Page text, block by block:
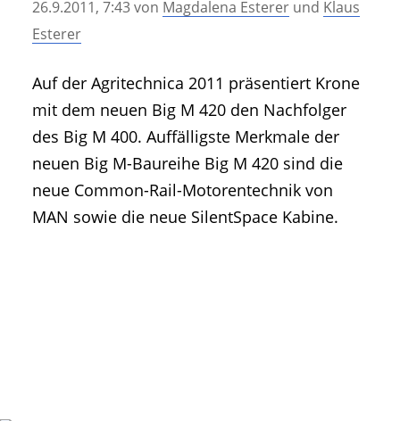
• Geschichte und Geschichten
• Messen und Veranstaltungen
• Agritechnica Neuheiten Archiv
• Artikel nach Hersteller/Marke
26.9.2011, 7:43von Magdalena Esterer und Klaus
Esterer
Auf der Agritechnica 2011 präsentiert Krone
mit dem neuen Big M 420 den Nachfolger
des Big M 400. Auffälligste Merkmale der
neuen Big M-Baureihe Big M 420 sind die
neue Common-Rail-Motorentechnik von
MAN sowie die neue SilentSpace Kabine.